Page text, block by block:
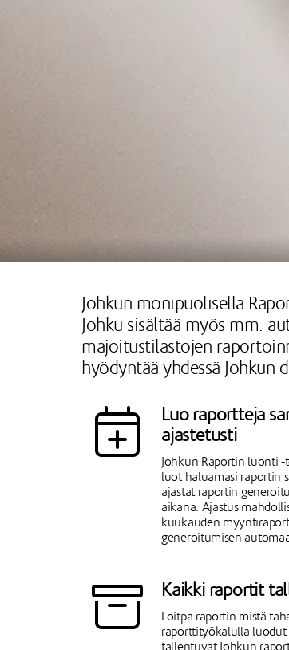
Johkun monipuolisella
Johku sisältää myös mm.
majoitustilastojen
hyödyntää yhdessä Johkun
Luo raportteja
ajastetusti
Johkun Raportin luonti -
luot haluamasi raportin
ajastat raportin
aikana. Ajastus
kuukauden
generoitumisen
Kaikki raportit
Loitpa raportin mistä
raporttityökalulla luodut
tallentuvat Johkun